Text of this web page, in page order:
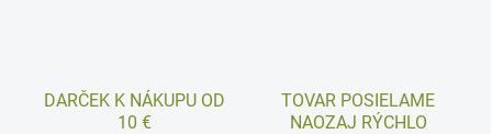
DARČEK K NÁKUPU OD
10 €
TOVAR POSIELAME
NAOZAJ RÝCHLO